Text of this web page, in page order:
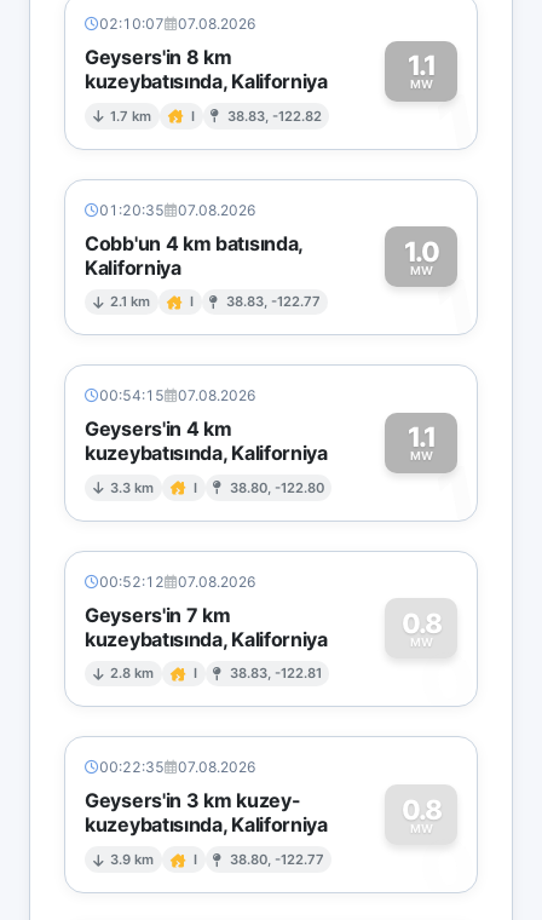
02:10:07 07.08.2026
Geysers'in 8 km
kuzeybatısında, Kaliforniya
1.7 km I 38.83, -122.82
1.1
MW1
01:20:35 07.08.2026
Cobb'un 4 km batısında,
Kaliforniya
2.1 km I 38.83, -122.77
1.0
MW1
00:54:15 07.08.2026
Geysers'in 4 km
kuzeybatısında, Kaliforniya
3.3 km I 38.80, -122.80
1.1
MW1
00:52:12 07.08.2026
Geysers'in 7 km
kuzeybatısında, Kaliforniya
2.8 km I 38.83, -122.81
0.8
MW
0
00:22:35 07.08.2026
Geysers'in 3 km kuzey-
kuzeybatısında, Kaliforniya
3.9 km I 38.80, -122.77
0.8
MW
0